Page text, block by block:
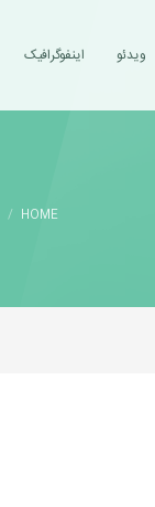
ویدئو اینفوگرافیک
HOME